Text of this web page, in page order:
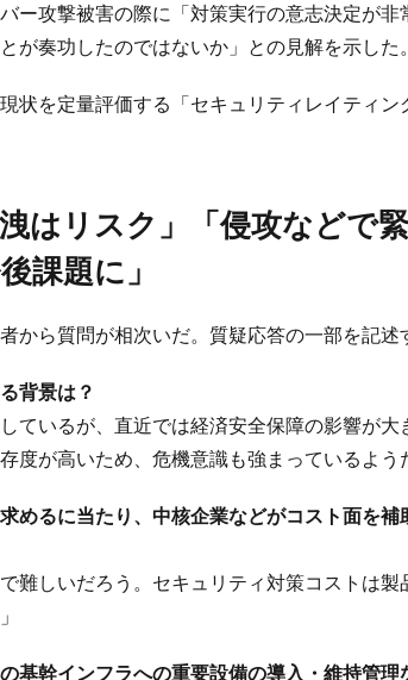
ー攻撃被害の際に「対策実行の意志決定が
が奏功したのではないか」との見解を示した。
状を定量評価する「セキュリティレイティン
課題に」
から質問が相次いだ。質疑応答の一部を記述
背景は？
ているが、直近では経済安全保障の影響が
度が高いため、危機意識も強まっているよう
るに当たり、中核企業などがコスト面を補
難しいだろう。セキュリティ対策コストは
幹インフラへの重要設備の導入・維持管理